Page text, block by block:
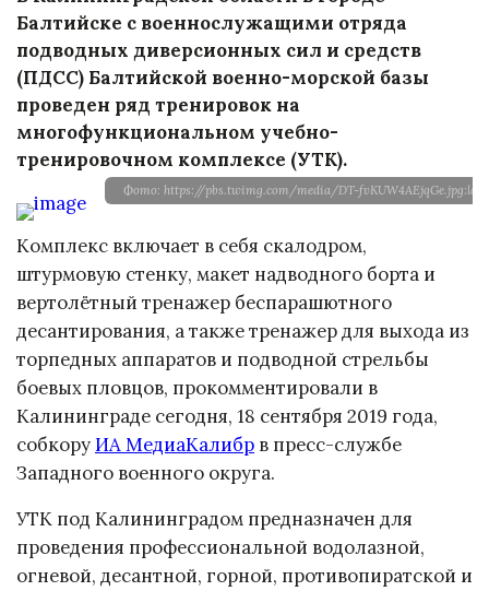
Балтийске с военнослужащими отряда
подводных диверсионных сил и средств
(ПДСС) Балтийской военно-морской базы
проведен ряд тренировок на
многофункциональном учебно-
тренировочном комплексе (УТК).
Фото: https://pbs.twimg.com/media/DT-
Комплекс включает в себя скалодром,
штурмовую стенку, макет надводного борта и
вертолётный тренажер беспарашютного
десантирования, а также тренажер для выхода из
торпедных аппаратов и подводной стрельбы
боевых пловцов, прокомментировали в
Калининграде сегодня, 18 сентября 2019 года,
собкоруИА МедиаКалибр в пресс-службе
Западного военного округа.
УТК под Калининградом предназначен для
проведения профессиональной водолазной,
огневой, десантной, горной, противопиратской и